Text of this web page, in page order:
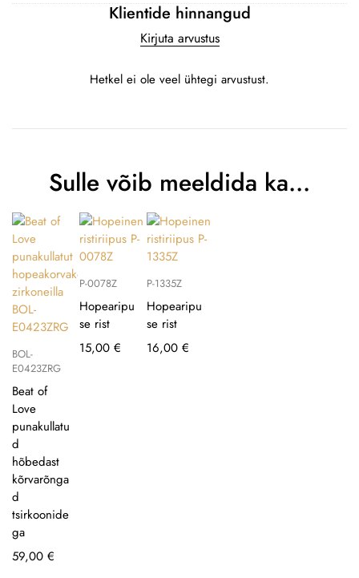
Klientide hinnangud
Kirjuta arvustus
Hetkel ei ole veel ühtegi arvustust.
Sulle võib meeldida ka…
BOL-
E0423ZRG
Beat of
Love
punakullatu
d
hõbedast
kõrvarõnga
d
tsirkoonide
ga
59,00 €
P-0078Z
Hopearipu
se rist
15,00 €
P-1335Z
Hopearipu
se rist
16,00 €